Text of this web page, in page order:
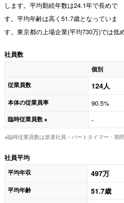
します。平均勤続年数は24.1年で長めで
す。平均年齢は高く51.7歳となっていま
す。東京都の上場企業(平均730万)では低
社員数
個別
従業員数
124人
本体の従業員率 90.5%
臨時従業員数 ※ -
※臨時従業員数は派遣社員・パートタイマー・期
社員平均
平均年収 497万
平均年齢 51.7歳